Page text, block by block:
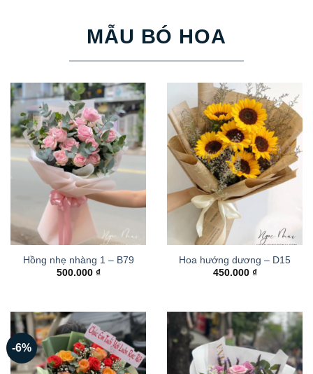
MẪU BÓ HOA
Hồng nhẹ nhàng 1 – B79
500.000 ₫
Hoa hướng dương – D15
450.000 ₫
-6%